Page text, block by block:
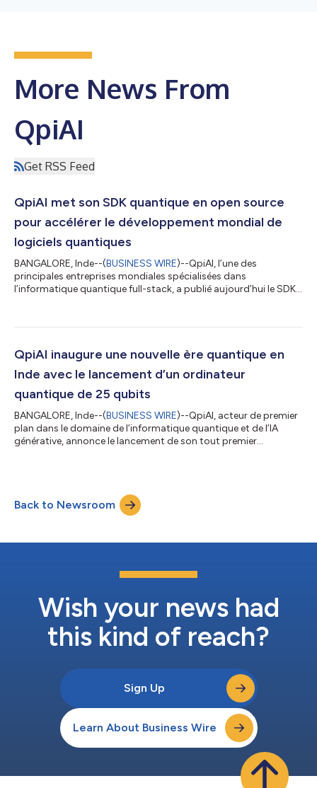
More News From
QpiAI
Get RSS Feed
QpiAI met son SDK quantique en open source
pour accélérer le développement mondial de
logiciels quantiques
BANGALORE, Inde--(BUSINESS WIRE)--QpiAI, l’une des
principales entreprises mondiales spécialisées dans
l’informatique quantique full-stack, a publié aujourd’hui le SDK
QpiAI offre aux développeurs, chercheurs et startups une boîte
algorithmes quantiques, ainsi que pour connecter directement
leurs flux de travail de dévelo...
QpiAI inaugure une nouvelle ère quantique en
Inde avec le lancement d’un ordinateur
quantique de 25 qubits
BANGALORE, Inde--(BUSINESS WIRE)--QpiAI, acteur de premier
plan dans le domaine de l’informatique quantique et de l’IA
générative, annonce le lancement de son tout premier
feuille de route pour la commercialisation des ordinateurs
quantiques, en capitalisant sur l’intégration à grande échelle
Back to Newsroom
Wish your news had
this kind of reach?
Sign Up
Learn About Business Wire